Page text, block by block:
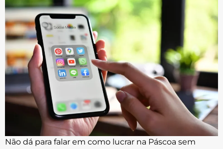
Não dá para falar em como lucrar na Páscoa sem